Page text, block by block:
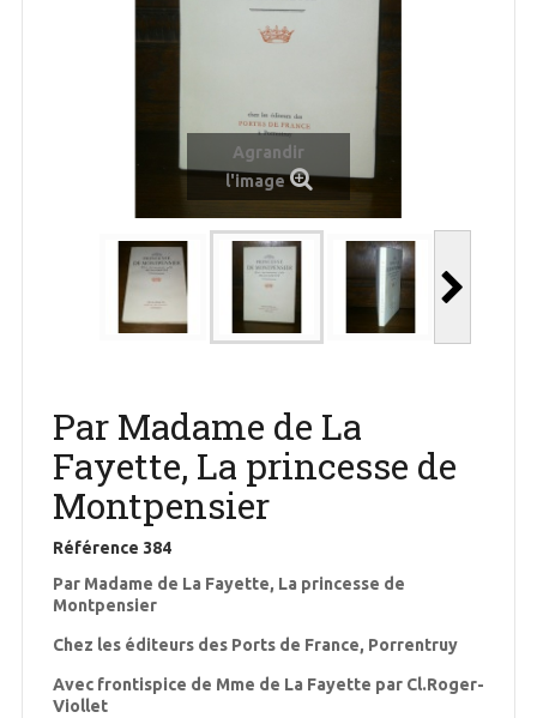
Agrandir
l'image
Par Madame de La
Fayette, La princesse de
Montpensier
Référence 384
Par Madame de La Fayette, La princesse de
Montpensier
Chez les éditeurs des Ports de France, Porrentruy
Avec frontispice de Mme de La Fayette par Cl.Roger-
Viollet